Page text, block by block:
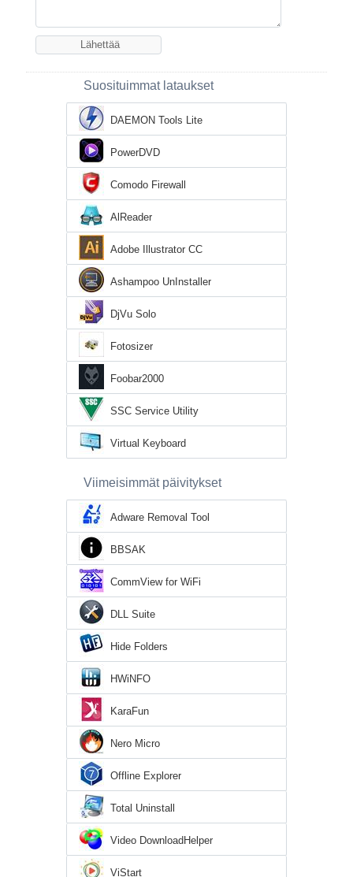
Suosituimmat lataukset
DAEMON Tools Lite
PowerDVD
Comodo Firewall
AlReader
Adobe Illustrator CC
Ashampoo UnInstaller
DjVu Solo
Fotosizer
Foobar2000
SSC Service Utility
Virtual Keyboard
Viimeisimmät päivitykset
Adware Removal Tool
BBSAK
CommView for WiFi
DLL Suite
Hide Folders
HWiNFO
KaraFun
Nero Micro
Offline Explorer
Total Uninstall
Video DownloadHelper
ViStart